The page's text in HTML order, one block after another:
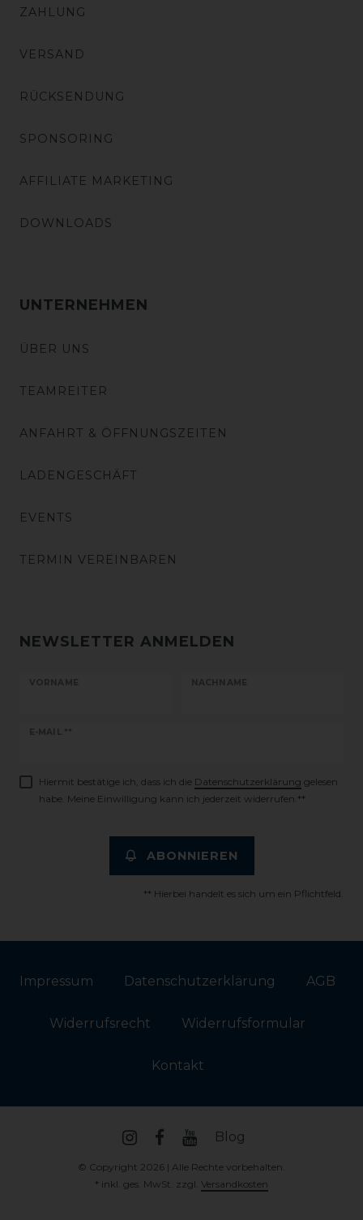
ZAHLUNG
VERSAND
RÜCKSENDUNG
SPONSORING
AFFILIATE MARKETING
DOWNLOADS
UNTERNEHMEN
ÜBER UNS
TEAMREITER
ANFAHRT & ÖFFNUNGSZEITEN
LADENGESCHÄFT
EVENTS
TERMIN VEREINBAREN
NEWSLETTER ANMELDEN
VORNAME NACHNAME
E-MAIL **
Newsletter
Hiermit bestätige ich, dass ich die Daten­schutz­erklärung gelesen
habe. Meine Einwilligung kann ich jederzeit widerrufen.**
ABONNIEREN
** Hierbei handelt es sich um ein Pflichtfeld.
Impressum Daten­schutz­erklärung AGB
Widerrufs­recht Widerrufs­formular
Kontakt
Blog
© Copyright 2026 | Alle Rechte vorbehalten.
* inkl. ges. MwSt. zzgl. Versandkosten